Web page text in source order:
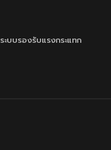
ระบบรองรับแรงกระแทก